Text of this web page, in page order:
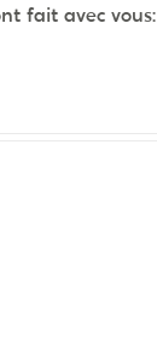
fait avec vous: